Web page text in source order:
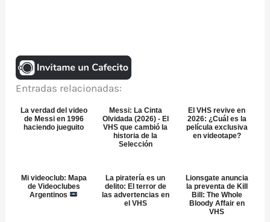
Entradas relacionadas:
La verdad del video
de Messi en 1996
haciendo jueguito
Messi: La Cinta
Olvidada (2026) - El
VHS que cambió la
historia de la
Selección
El VHS revive en
2026: ¿Cuál es la
película exclusiva
en videotape?
Mi videoclub: Mapa
de Videoclubes
Argentinos
La piratería es un
delito: El terror de
las advertencias en
el VHS
Lionsgate anuncia
la preventa de Kill
Bill: The Whole
Bloody Affair en
VHS